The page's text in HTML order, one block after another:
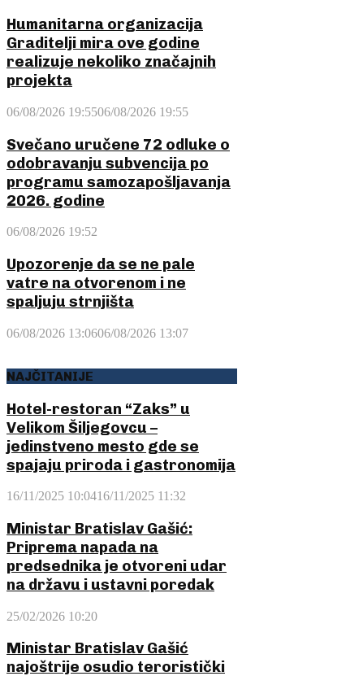
Humanitarna organizacija
Graditelji mira ove godine
realizuje nekoliko značajnih
projekta
06/08/2026 19:5506/08/2026 19:55
Svečano uručene 72 odluke o
odobravanju subvencija po
programu samozapošljavanja
2026. godine
06/08/2026 19:52
Upozorenje da se ne pale
vatre na otvorenom i ne
spaljuju strnjišta
06/08/2026 13:0606/08/2026 13:07
NAJČITANIJE
Hotel-restoran “Zaks” u
Velikom Šiljegovcu –
jedinstveno mesto gde se
spajaju priroda i gastronomija
16/11/2025 10:0416/11/2025 11:32
Ministar Bratislav Gašić:
Priprema napada na
predsednika je otvoreni udar
na državu i ustavni poredak
25/02/2026 10:20
Ministar Bratislav Gašić
najoštrije osudio teroristički